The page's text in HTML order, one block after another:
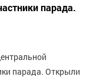
парада.
парада. Открыли